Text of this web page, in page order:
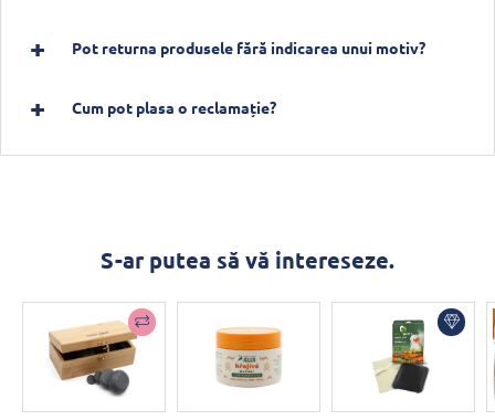
Pot returna produsele fără indicarea unui motiv?
Cum pot plasa o reclamație?
S-ar putea să vă intereseze.